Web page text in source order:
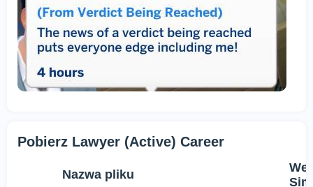
Pobierz Lawyer (Active) Career
Nazwa pliku